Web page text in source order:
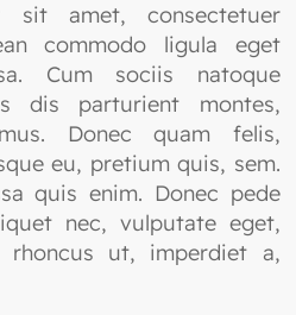
sit amet, consectetuer
commodo ligula eget
Cum sociis natoque
dis parturient montes,
Donec quam felis,
eu, pretium quis, sem.
quis enim. Donec pede
nec, vulputate eget,
ut, imperdiet a,